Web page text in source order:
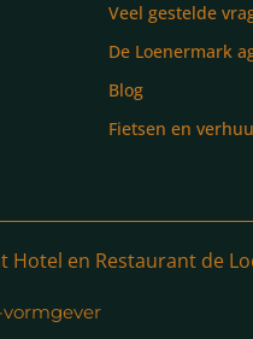
Veel gestelde
De Loenermark
Blog
Fietsen en
Hotel en Restaurant de